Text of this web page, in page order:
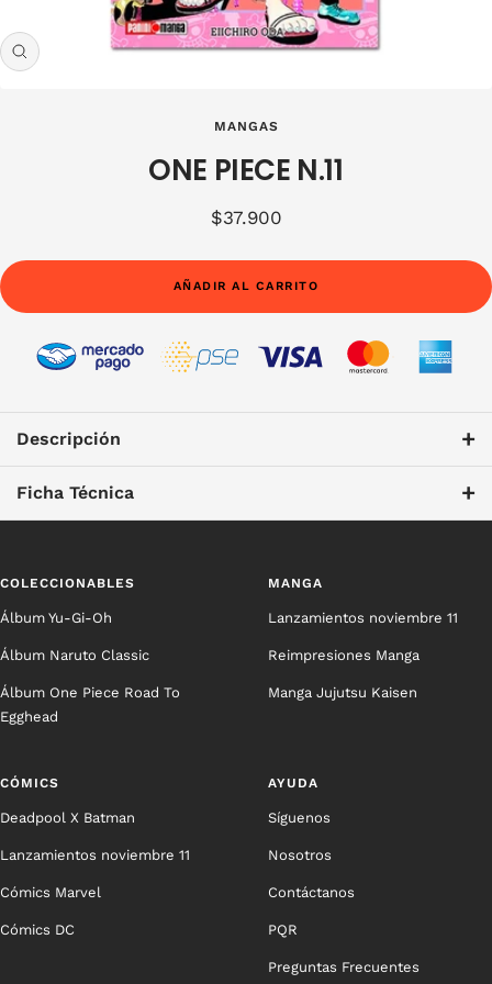
Zoom
MANGAS
ONE PIECE N.11
Precio
venta
$37.900
AÑADIR AL CARRITO
Descripción +
Ficha Técnica +
COLECCIONABLES
Álbum Yu-Gi-Oh
Álbum Naruto Classic
Álbum One Piece Road To
Egghead
MANGA
Lanzamientos noviembre 11
Reimpresiones Manga
Manga Jujutsu Kaisen
CÓMICS
Deadpool X Batman
Lanzamientos noviembre 11
Cómics Marvel
Cómics DC
AYUDA
Síguenos
Nosotros
Contáctanos
PQR
Preguntas Frecuentes